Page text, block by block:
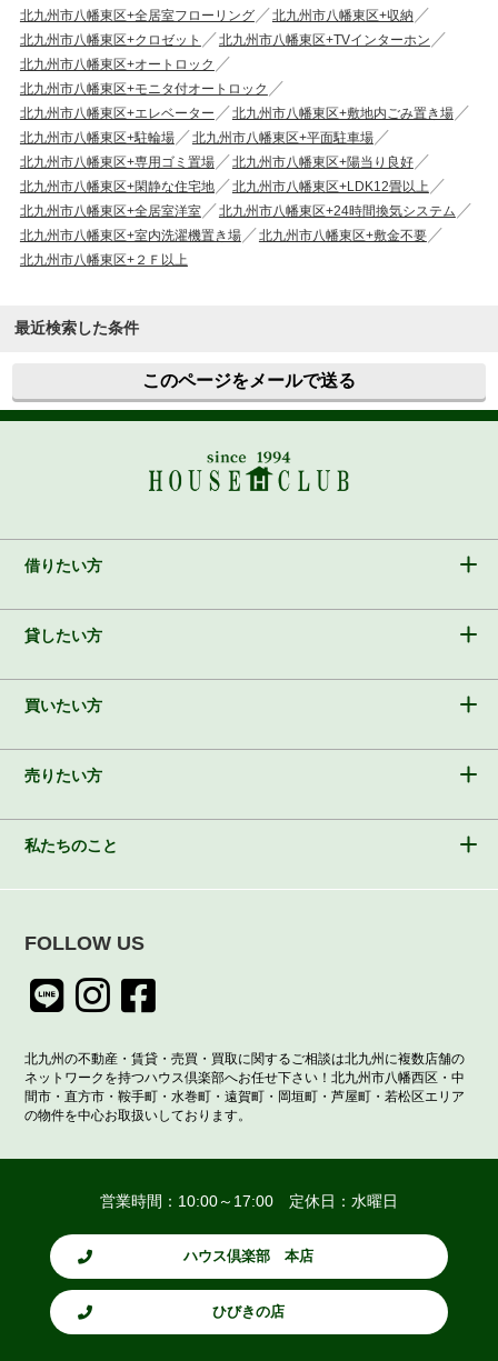
北九州市八幡東区+全居室フローリング
北九州市八幡東区+収納
北九州市八幡東区+クロゼット
北九州市八幡東区+TVインターホン
北九州市八幡東区+オートロック
北九州市八幡東区+モニタ付オートロック
北九州市八幡東区+エレベーター
北九州市八幡東区+敷地内ごみ置き場
北九州市八幡東区+駐輪場
北九州市八幡東区+平面駐車場
北九州市八幡東区+専用ゴミ置場
北九州市八幡東区+陽当り良好
北九州市八幡東区+閑静な住宅地
北九州市八幡東区+LDK12畳以上
北九州市八幡東区+全居室洋室
北九州市八幡東区+24時間換気システム
北九州市八幡東区+室内洗濯機置き場
北九州市八幡東区+敷金不要
北九州市八幡東区+２Ｆ以上
最近検索した条件
このページをメールで送る
借りたい方
貸したい方
買いたい方
売りたい方
私たちのこと
FOLLOW US
北九州の不動産・賃貸・売買・買取に関するご相談は北九州に複数店舗の
ネットワークを持つハウス倶楽部へお任せ下さい！北九州市八幡西区・中
間市・直方市・鞍手町・水巻町・遠賀町・岡垣町・芦屋町・若松区エリア
の物件を中心お取扱いしております。
営業時間：10:00～17:00 定休日：水曜日
ハウス倶楽部 本店
ひびきの店